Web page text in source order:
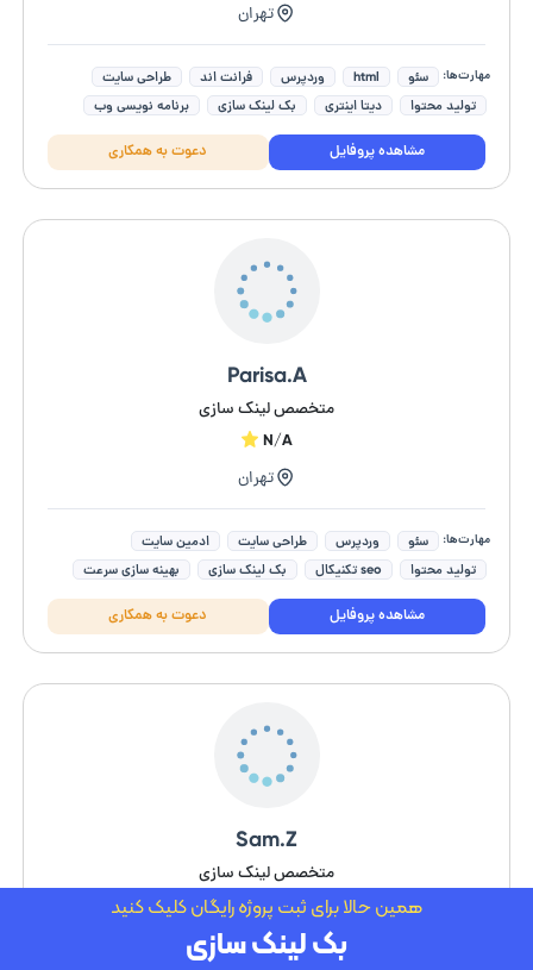
تهران
مهارت‌ها: سئو html وردپرس فرانت اند
طراحی سایت
تولید محتوا
دیتا اینتری بک لینک سازی
برنامه نویسی وب
دیجیتال مارکتینگ
مشاهده پروفایل دعوت به همکاری
Parisa.A
متخصص لینک سازی
N/A
تهران
مهارت‌ها: سئو وردپرس طراحی سایت
ادمین سایت
تولید محتوا
seo تکنیکال بک لینک سازی
بهینه سازی سرعت
دیجیتال مارکتینگ
مدیریت تبلیغات گوگل ادز
مشاهده پروفایل دعوت به همکاری
Sam.Z
متخصص لینک سازی
۵/۵
کرج
همین حالا برای ثبت پروژه رایگان کلیک کنید
بک لینک سازی